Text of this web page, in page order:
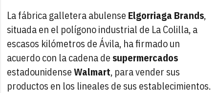
La fábrica galletera abulense Elgorriaga Brands,
situada en el polígono industrial de La Colilla, a
escasos kilómetros de Ávila, ha firmado un
acuerdo con la cadena de supermercados
estadounidenseWalmart, para vender sus
productos en los lineales de sus establecimientos.